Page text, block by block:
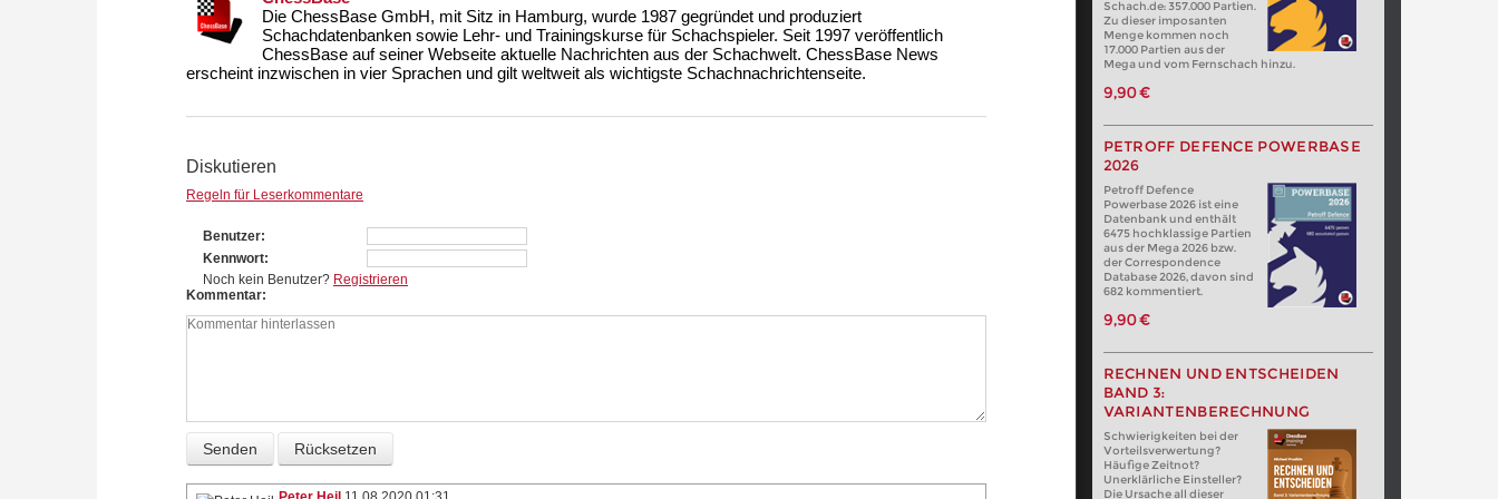
Die ChessBase GmbH, mit Sitz in Hamburg, wurde 1987 gegründet und produziert
Schachdatenbanken sowie Lehr- und Trainingskurse für Schachspieler. Seit 1997 veröffentlich
ChessBase auf seiner Webseite aktuelle Nachrichten aus der Schachwelt. ChessBase News
erscheint inzwischen in vier Sprachen und gilt weltweit als wichtigste Schachnachrichtenseite.
Diskutieren
Regeln für Leserkommentare
Benutzer
Kennwort
Noch kein Benutzer? Registrieren
Kommentar
Schach.de: 357.000 Partien.
Zu dieser imposanten
Menge kommen noch
17.000 Partien aus der
Mega und vom Fernschach hinzu.
9,90 €
PETROFF DEFENCE POWERBASE
2026
Petroff Defence
Powerbase 2026 ist eine
Datenbank und enthält
6475 hochklassige Partien
aus der Mega 2026 bzw.
der Correspondence
Database 2026, davon sind
682 kommentiert.
9,90 €
RECHNEN UND ENTSCHEIDEN
BAND 3:
VARIANTENBERECHNUNG
Schwierigkeiten bei der
Vorteilsverwertung?
Häufige Zeitnot?
Unerklärliche Einsteller?
Die Ursache all dieser